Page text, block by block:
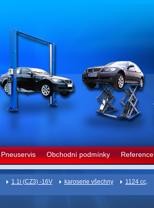
Pneuservis Obchodní podmínky Reference
1.1i (CZ3) -16V karoserie všechny
1124 cc,